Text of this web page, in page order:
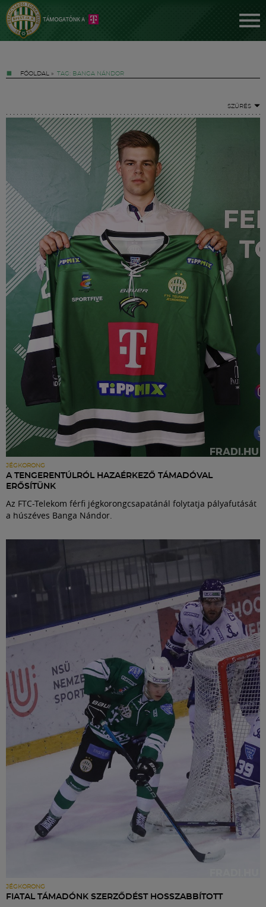
FŐOLDAL » TAG: BANGA NÁNDOR
SZŰRÉS
JÉGKORONG
A TENGERENTÚLRÓL HAZAÉRKEZŐ TÁMADÓVAL
ERŐSÍTÜNK
Az FTC-Telekom férfi jégkorongcsapatánál folytatja pályafutását
a húszéves Banga Nándor.
JÉGKORONG
FIATAL TÁMADÓNK SZERZŐDÉST HOSSZABBÍTOTT
FM YouTube +
Hírek
Labdarúgás
Szakosztályok
Meccscenter
Klub
Szolgáltatások
Shop
English